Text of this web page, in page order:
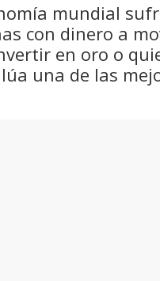
mundial
con dinero a
en oro o
una de las